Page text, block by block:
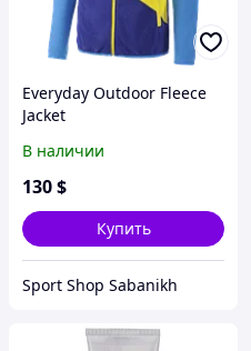
Everyday Outdoor Fleece
Jacket
В наличии
130$
Купить
Sport Shop Sabanikh